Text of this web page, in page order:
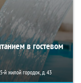
в гостевом
й жилой городок, д. 43